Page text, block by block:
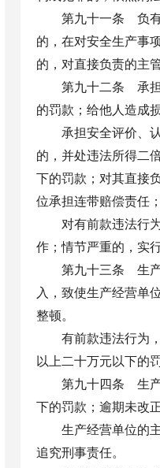
第九十一条 负有
的，在对安全生产事
的，对直接负责的主
第九十二条 承担
的罚款；给他人造成
承担安全评价、
的，并处违法所得二
下的罚款；对其直接
位承担连带赔偿责任
对有前款违法行
作；情节严重的，实
第九十三条 生产
入，致使生产经营单
整顿。
有前款违法行为
以上二十万元以下的
第九十四条 生产
下的罚款；逾期未改
生产经营单位的
追究刑事责任。